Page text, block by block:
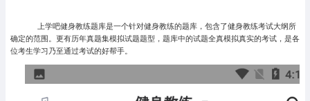
上学吧健身教练题库是一个针对健身教练的题库，包含了健身教练考试大纲所
确定的范围。更有历年真题集模拟试题题型，题库中的试题全真模拟真实的考试，是各
位考生学习乃至通过考试的好帮手。